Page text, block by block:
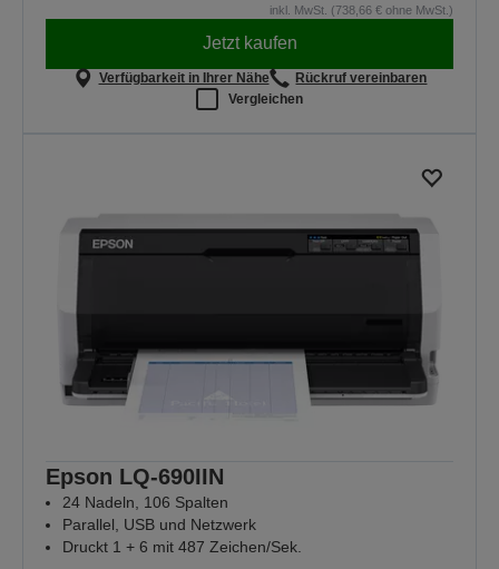
inkl. MwSt. (738,66 € ohne MwSt.)
Jetzt kaufen
Verfügbarkeit in Ihrer Nähe
Rückruf vereinbaren
Vergleichen
Epson LQ-690IIN
24 Nadeln, 106 Spalten
Parallel, USB und Netzwerk
Druckt 1 + 6 mit 487 Zeichen/Sek.